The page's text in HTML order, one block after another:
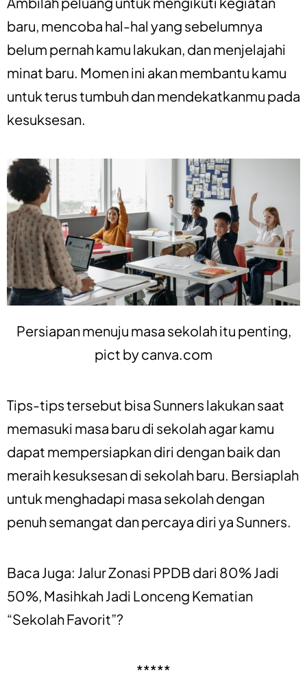
baru, mencoba hal-hal yang sebelumnya
belum pernah kamu lakukan, dan menjelajahi
minat baru. Momen ini akan membantu kamu
untuk terus tumbuh dan mendekatkanmu pada
kesuksesan.
Persiapan menuju masa sekolah itu penting,
pict bycanva.com
Tips-tips tersebut bisa Sunners lakukan saat
memasuki masa baru di sekolah agar kamu
dapat mempersiapkan diri dengan baik dan
meraih kesuksesan di sekolah baru. Bersiaplah
untuk menghadapi masa sekolah dengan
penuh semangat dan percaya diri ya Sunners.
Baca Juga: Jalur Zonasi PPDB dari 80% Jadi
50%, Masihkah Jadi Lonceng Kematian
“Sekolah Favorit”?
*****